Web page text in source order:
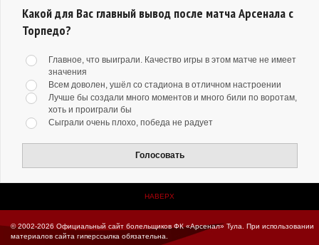
Какой для Вас главный вывод после матча Арсенала с
Торпедо?
Главное, что выиграли. Качество игры в этом матче не имеет
значения
Всем доволен, ушёл со стадиона в отличном настроении
Лучше бы создали много моментов и много били по воротам,
хоть и проиграли бы
Сыграли очень плохо, победа не радует
Голосовать
НАВЕРХ
© 2002-2026 Официальный сайт болельщиков ФК «Арсенал» Тула.
При использовании
материалов сайта гиперссылка обязательна.